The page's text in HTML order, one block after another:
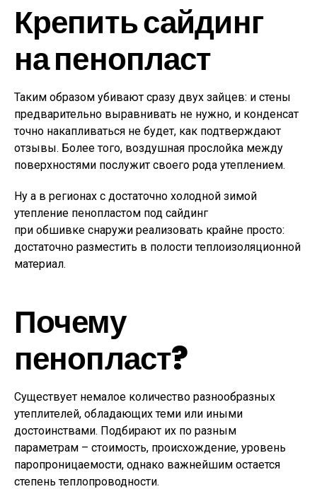
Крепить сайдинг
на пенопласт
Таким образом убивают сразу двух зайцев: и стены
предварительно выравнивать не нужно, и конденсат
точно накапливаться не будет, как подтверждают
отзывы. Более того, воздушная прослойка между
поверхностями послужит своего рода утеплением.
Ну а в регионах с достаточно холодной зимой
утепление пенопластом под сайдинг
при обшивке снаружи реализовать крайне просто:
достаточно разместить в полости теплоизоляционной
материал.
Почему
пенопласт?
Существует немалое количество разнообразных
утеплителей, обладающих теми или иными
достоинствами. Подбирают их по разным
параметрам – стоимость, происхождение, уровень
паропроницаемости, однако важнейшим остается
степень теплопроводности.